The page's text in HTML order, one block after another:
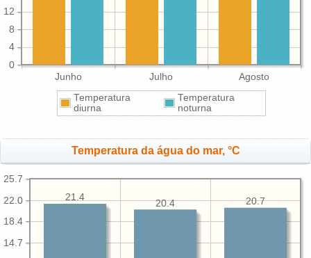
Junho Julho Agosto
0
4
8
12
Temperatura
diurna
Temperatura
noturna
Temperatura da água do mar, °C
14.7
18.4
22.0
25.7
20.7
20.4
21.4